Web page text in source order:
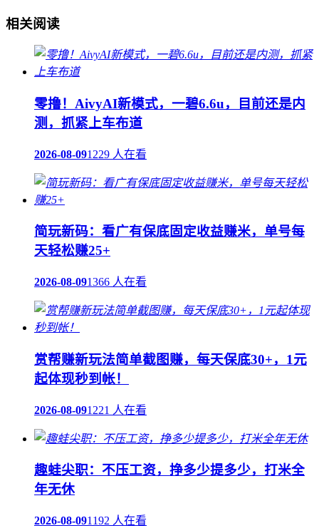
相关阅读
零撸！AivyAI新模式，一碧6.6u，目前还是内
测，抓紧上车布道
2026-08-091229 人在看
简玩新码：看广有保底固定收益赚米，单号每
天轻松赚25+
2026-08-091366 人在看
赏帮赚新玩法简单截图赚，每天保底30+，1元
起体现秒到帐！
2026-08-091221 人在看
趣蛙尖职：不压工资，挣多少提多少，打米全
年无休
2026-08-091192 人在看